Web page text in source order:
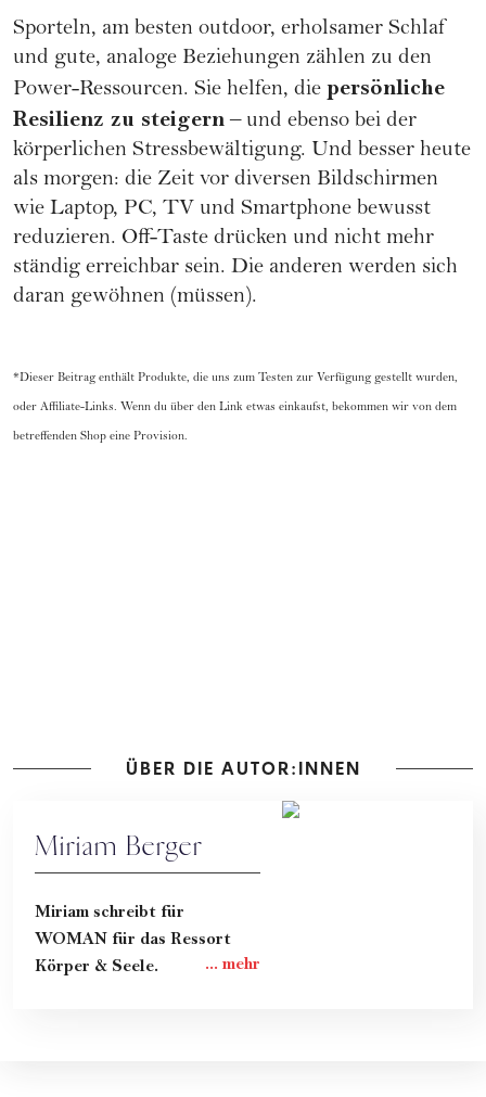
Sporteln, am besten outdoor, erholsamer Schlaf
und gute, analoge Beziehungen zählen zu den
Power-Ressourcen. Sie helfen, die persönliche
Resilienz zu steigern– und ebenso bei der
körperlichen Stressbewältigung. Und besser heute
als morgen: die Zeit vor diversen Bildschirmen
wie Laptop, PC, TV und Smartphone bewusst
reduzieren. Off-Taste drücken und nicht mehr
ständig erreichbar sein. Die anderen werden sich
daran gewöhnen (müssen).
*Dieser Beitrag enthält Produkte, die uns zum Testen zur Verfügung gestellt wurden,
oder Affiliate-Links. Wenn du über den Link etwas einkaufst, bekommen wir von dem
betreffenden Shop eine Provision.
ÜBER DIE AUTOR:INNEN
Miriam Berger
Miriam schreibt für
WOMAN für das Ressort
Körper & Seele.